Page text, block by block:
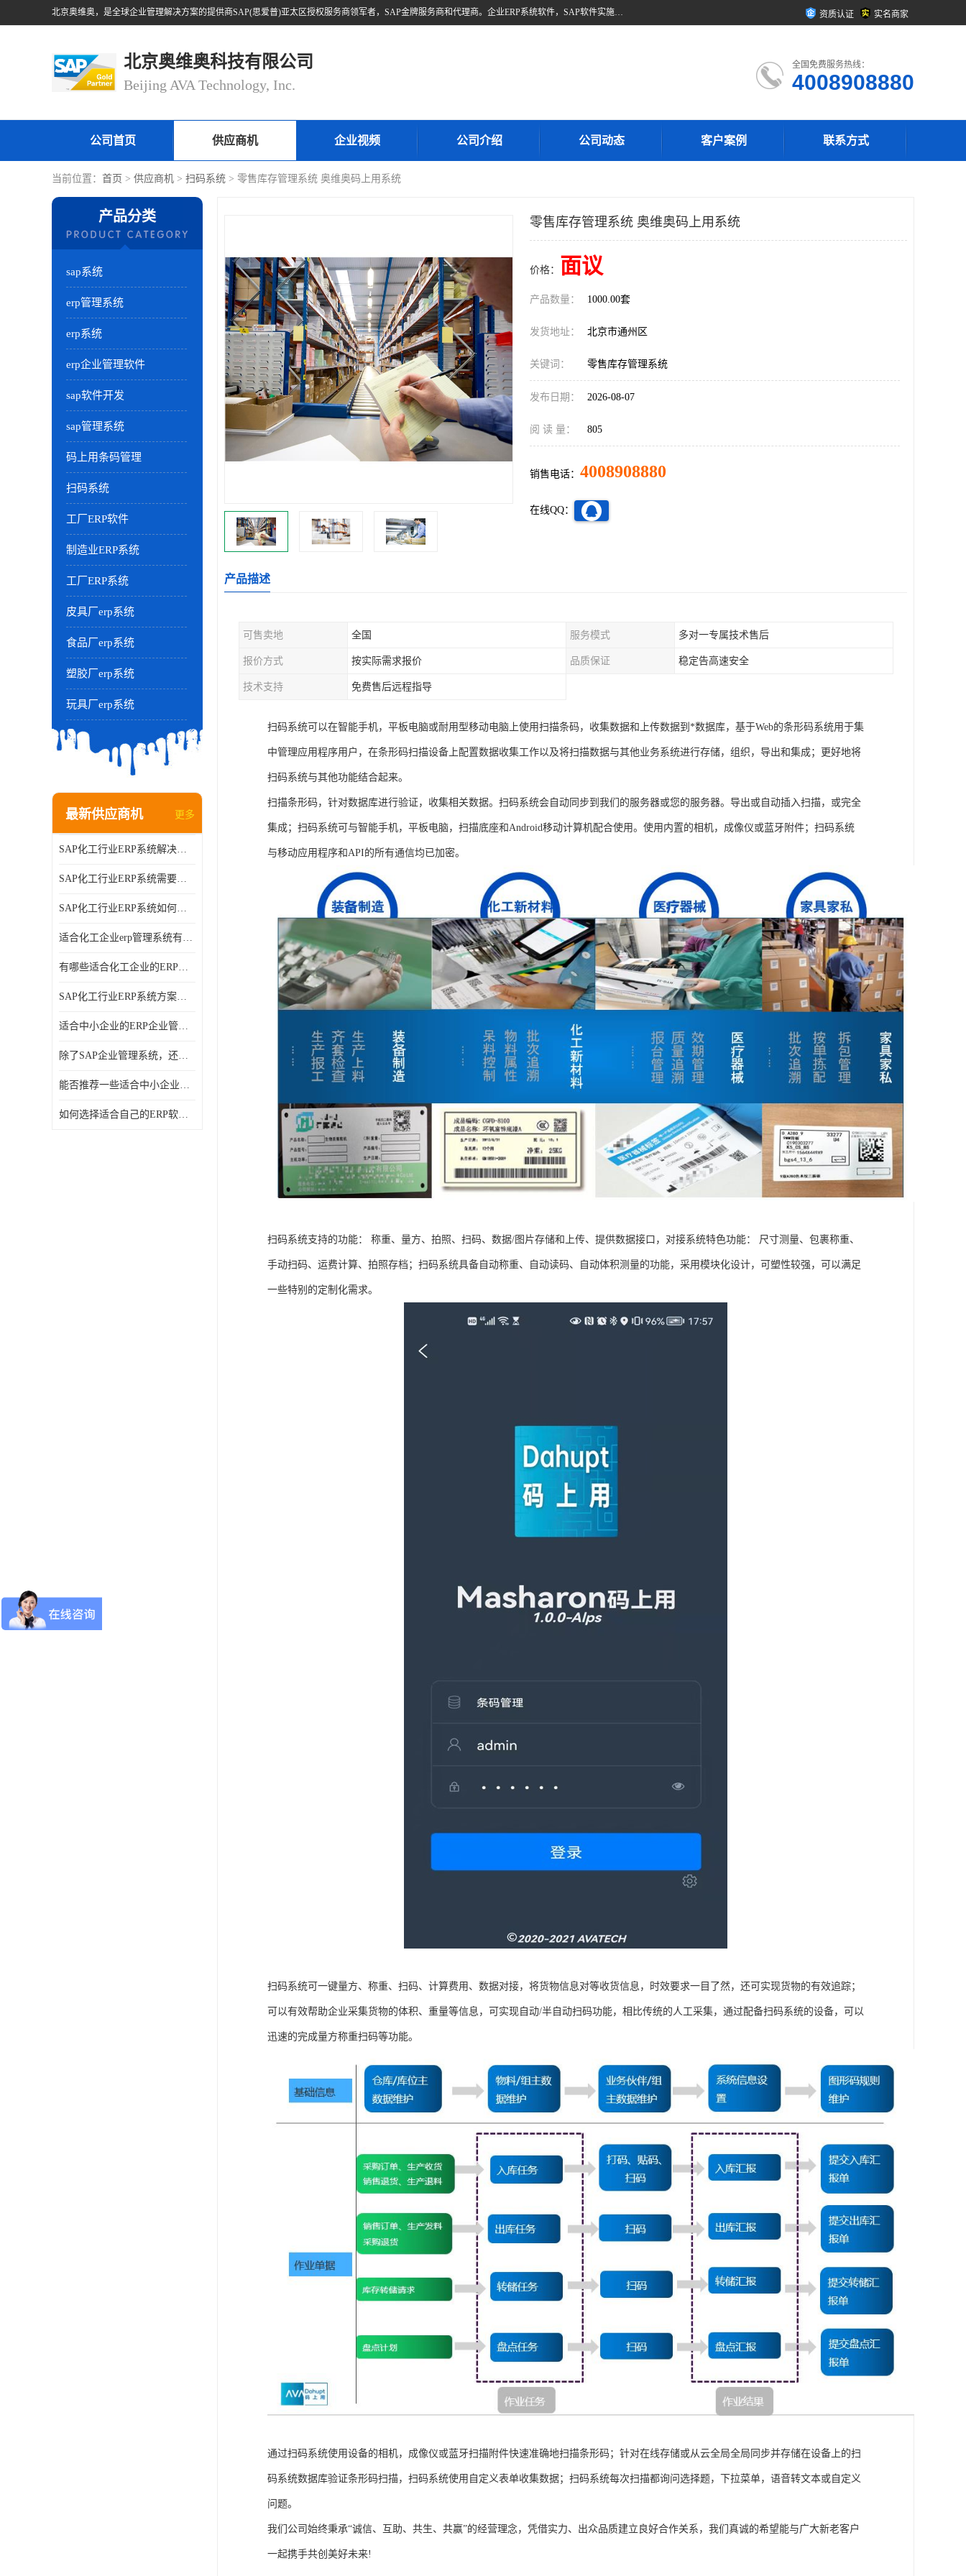
北京奥维奥，是全球企业管理解决方案的提供商SAP(思爱普)亚太区授权服务商领军者，SAP金牌服务商和代理商。企业ERP系统软件，SAP软件实施，17年来服务客户1500多家。提供SAP Business One，SAP Business ByDesign，SAP S/4HANA Cloud，SAP Analytics Cloud （分析云）等产品与解决方案。咨询专线：400-890-8880 资质认证 实名商家
北京奥维奥科技有限公司
Beijing AVA Technology, Inc.
全国免费服务热线：
4008908880
公司首页 供应商机 企业视频 公司介绍 公司动态 客户案例 联系方式
当前位置： 首页 > 供应商机 > 扫码系统 > 零售库存管理系统 奥维奥码上用系统
产品分类
sap系统
erp管理系统
erp系统
erp企业管理软件
sap软件开发
sap管理系统
码上用条码管理
扫码系统
工厂ERP软件
制造业ERP系统
工厂ERP系统
皮具厂erp系统
食品厂erp系统
塑胶厂erp系统
玩具厂erp系统
最新供应商机 更多
SAP化工行业ERP系统解决方案的细节和功能介绍？北京奥维奥
SAP化工行业ERP系统需要多少钱？北京奥维奥
SAP化工行业ERP系统如何帮助企业提率和降？北京奥维奥
适合化工企业erp管理系统有哪些？分别有哪些优势?
有哪些适合化工企业的ERP管理系统？分别需要多少钱？
SAP化工行业ERP系统方案介绍？SAP实施商，北京奥维奥
适合中小企业的ERP企业管理系统的价格大概是多少？北京奥维奥
除了SAP企业管理系统，还有哪些类似的企业管理软件可以推荐？
能否推荐一些适合中小企业的ERP企业管理软件？北京奥维奥
如何选择适合自己的ERP软件？北京奥维奥
零售库存管理系统 奥维奥码上用系统
价格： 面议
产品数量： 1000.00套
发货地址： 北京市通州区
关键词： 零售库存管理系统
发布日期： 2026-08-07
阅 读 量： 805
销售电话： 4008908880
在线QQ：
产品描述
可售卖地 全国 服务模式 多对一专属技术售后
报价方式 按实际需求报价 品质保证 稳定告高速安全
技术支持 免费售后远程指导
扫码系统可以在智能手机，平板电脑或耐用型移动电脑上使用扫描条码，收集数据和上传数据到*数据库，基于Web的条形码系统用于集
中管理应用程序用户，在条形码扫描设备上配置数据收集工作以及将扫描数据与其他业务系统进行存储，组织，导出和集成；更好地将
扫码系统与其他功能结合起来。
扫描条形码，针对数据库进行验证，收集相关数据。扫码系统会自动同步到我们的服务器或您的服务器。导出或自动插入扫描，或完全
集成；扫码系统可与智能手机，平板电脑，扫描底座和Android移动计算机配合使用。使用内置的相机，成像仪或蓝牙附件；扫码系统
与移动应用程序和API的所有通信均已加密。
扫码系统支持的功能： 称重、量方、拍照、扫码、数据/图片存储和上传、提供数据接口，对接系统特色功能： 尺寸测量、包裹称重、
手动扫码、运费计算、拍照存档；扫码系统具备自动称重、自动读码、自动体积测量的功能，采用模块化设计，可塑性较强，可以满足
一些特别的定制化需求。
扫码系统可一键量方、称重、扫码、计算费用、数据对接，将货物信息对等收货信息，时效要求一目了然，还可实现货物的有效追踪；
可以有效帮助企业采集货物的体积、重量等信息，可实现自动/半自动扫码功能，相比传统的人工采集，通过配备扫码系统的设备，可以
迅速的完成量方称重扫码等功能。
通过扫码系统使用设备的相机，成像仪或蓝牙扫描附件快速准确地扫描条形码；针对在线存储或从云全局全局同步并存储在设备上的扫
码系统数据库验证条形码扫描，扫码系统使用自定义表单收集数据；扫码系统每次扫描都询问选择题，下拉菜单，语音转文本或自定义
问题。
我们公司始终秉承“诚信、互助、共生、共赢”的经营理念，凭借实力、出众品质建立良好合作关系，我们真诚的希望能与广大新老客户
一起携手共创美好未来!